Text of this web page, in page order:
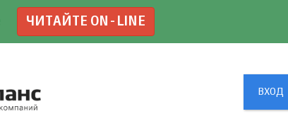
ЧИТАЙТЕ ON-LINE
ВХОД